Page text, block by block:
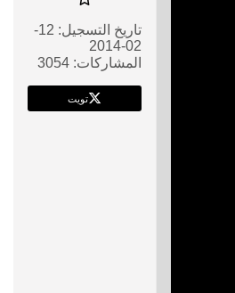
تاريخ التسجيل:
12-
02-2014
المشاركات: 3054
تويت